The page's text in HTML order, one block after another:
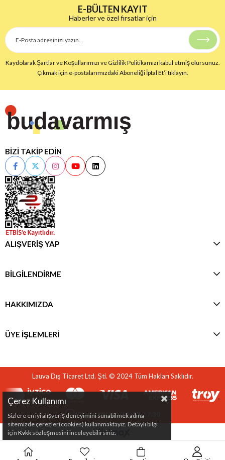
E-BÜLTEN KAYIT
Haberler ve özel fırsatlar için
Kaydolarak Şartlar ve Koşullarımızı ve Gizlilik Politikamızı kabul etmiş olursunuz.
Çıkmak için e-postalarımızdaki Aboneliği İptal Et’i tıklayın.
BİZİ TAKİP EDİN
ALIŞVERİŞ YAP
BİLGİLENDİRME
HAKKIMIZDA
ÜYE İŞLEMLERİ
Lauva Dış Ticaret Ltd. Şti. © 2024 Tüm Hakları Saklıdır.
Pazartesi-Cuma08:30-17:30
Çerez Kullanımı
Sizlere en iyi alışveriş deneyimini sunabilmek adına
sitemizde çerezler(cookies) kullanmaktayız. Detaylı bilgi
için Kvkk sözleşmesini inceleyebilirsiniz.